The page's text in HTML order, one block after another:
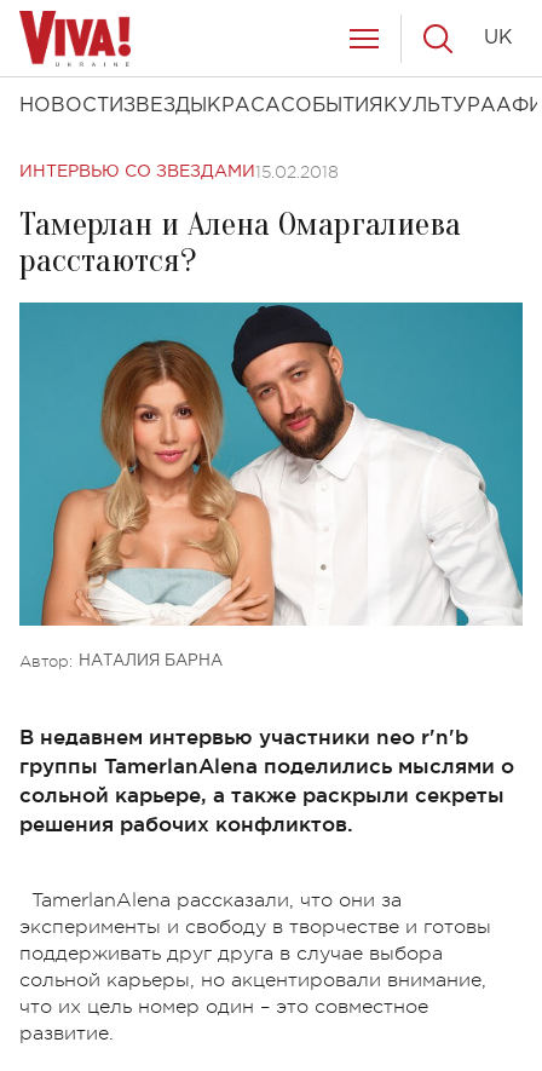
НОВОСТИ ЗВЕЗДЫ КРАСАСОБЫТИЯ КУЛЬТУРА
UK
ИНТЕРВЬЮ СО ЗВЕЗДАМИ 15.02.2018
Тамерлан и Алена Омаргалиева
расстаются?
Автор: НАТАЛИЯ БАРНА
В недавнем интервью участники neo r'n'b
группы TamerlanAlena поделились мыслями о
сольной карьере, а также раскрыли секреты
решения рабочих конфликтов.
TamerlanAlena рассказали, что они за
эксперименты и свободу в творчестве и готовы
поддерживать друг друга в случае выбора
сольной карьеры, но акцентировали внимание,
что их цель номер один – это совместное
развитие.